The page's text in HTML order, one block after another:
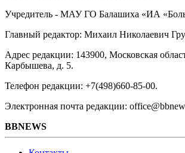
Учредитель - МАУ ГО Балашиха «ИА
Главный редактор: Михаил Николаевич
Адрес редакции: 143900, Московская
Карбышева, д. 5.
Телефон редакции: +7(498)660-85-00.
Электронная почта редакции:
BBNEWS